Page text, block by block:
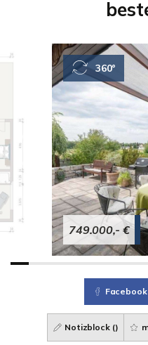
749.000,- €
360°
Facebook
Notizblock ()